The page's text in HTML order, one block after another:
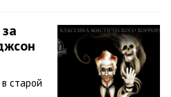
старой